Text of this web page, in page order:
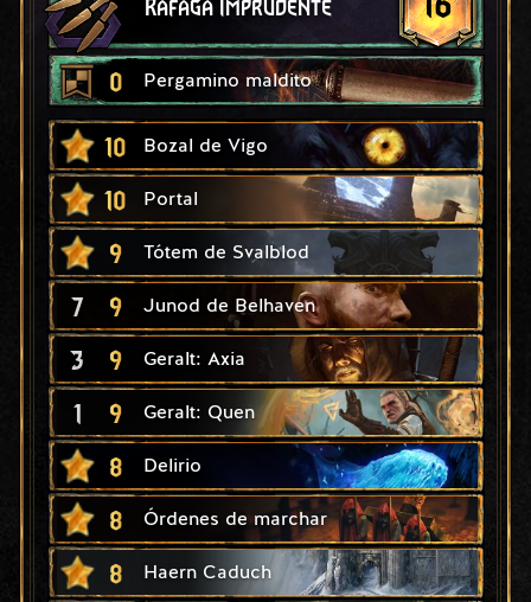
Ráfaga imprudente
0 Pergamino maldito
10 Bozal de Vigo
10 Portal
9 Tótem de Svalblod
7 9 Junod de Belhaven
3 9 Geralt: Axia
1 9 Geralt: Quen
8 Delirio
8 Órdenes de marchar
8 Haern Caduch